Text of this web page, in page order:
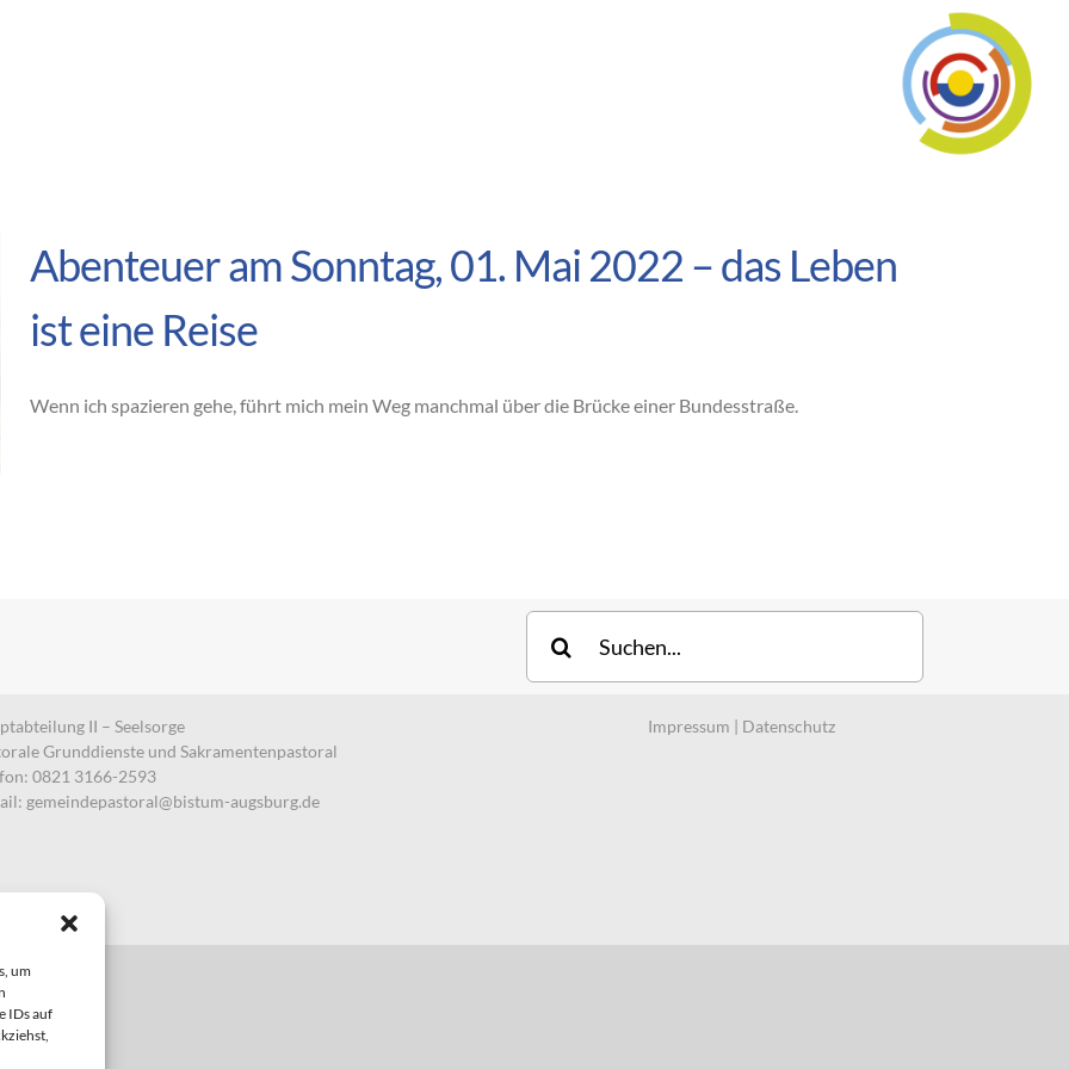
um
IDs auf
Abenteuer am Sonntag, 01. Mai 2022 – das Leben
ist eine Reise
Wenn ich spazieren gehe, führt mich mein Weg manchmal über die Brücke einer Bundesstraße.
Suche
nach:
II – Seelsorge
Grunddienste und Sakramentenpastoral
0821 3166-2593
gemeindepastoral@bistum-augsburg.de
Impressum | Datenschutz